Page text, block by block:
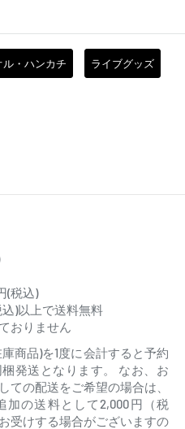
ル・ハンカチ ライブグッズ
(税込)
込)以上で送料無料
おりません
商品)を1度に会計すると予約
発送となります。 なお、お
ての配送をご希望の場合は、
加の送料として2,000円（税
受けする場合がございますの